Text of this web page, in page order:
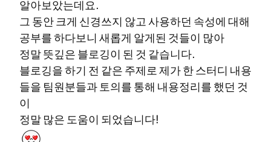
알아보았는데요.
그 동안 크게 신경쓰지 않고 사용하던 속성에 대해
공부를 하다보니 새롭게 알게된 것들이 많아
정말 뜻깊은 블로깅이 된 것 같습니다.
블로깅을 하기 전 같은 주제로 제가 한 스터디 내용
들을 팀원분들과 토의를 통해 내용정리를 했던 것
이
정말 많은 도움이 되었습니다!